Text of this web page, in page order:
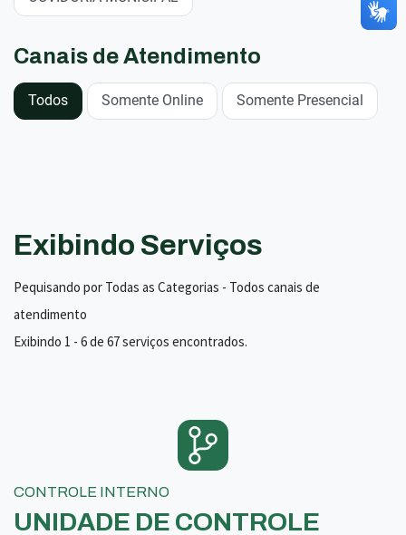
Canais de Atendimento
Todos Somente Online Somente Presencial
Exibindo Serviços
Pequisando por Todas as Categorias - Todos canais de
atendimento
Exibindo 1 - 6 de 67 serviços encontrados.
CONTROLE INTERNO
UNIDADE DE CONTROLE